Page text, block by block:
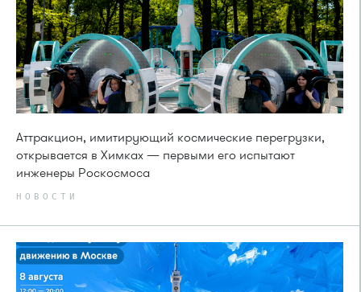
Аттракцион, имитирующий космические перегрузки,
открывается в Химках — первыми его испытают
инженеры Роскосмоса
НОВОСТИ